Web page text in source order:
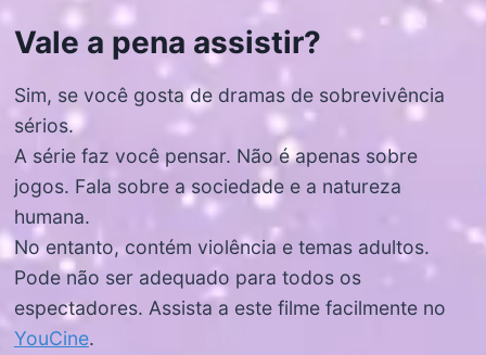
Vale a pena assistir?
Sim, se você gosta de dramas de sobrevivência
sérios.
A série faz você pensar. Não é apenas sobre
jogos. Fala sobre a sociedade e a natureza
humana.
No entanto, contém violência e temas adultos.
Pode não ser adequado para todos os
espectadores. Assista a este filme facilmente no
YouCine.